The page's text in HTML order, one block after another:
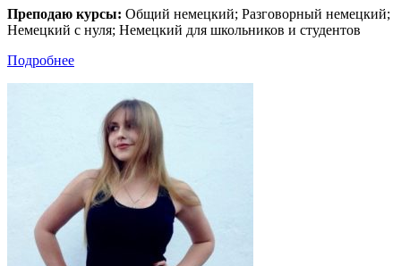
Преподаю курсы: Общий немецкий; Разговорный немецкий;
Немецкий с нуля; Немецкий для школьников и студентов
Подробнее